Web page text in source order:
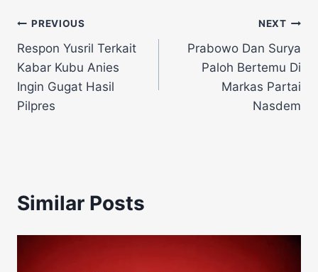
Navigasi
pos
PREVIOUS
Respon Yusril Terkait
Kabar Kubu Anies
Ingin Gugat Hasil
Pilpres
NEXT
Prabowo Dan Surya
Paloh Bertemu Di
Markas Partai
Nasdem
Similar Posts